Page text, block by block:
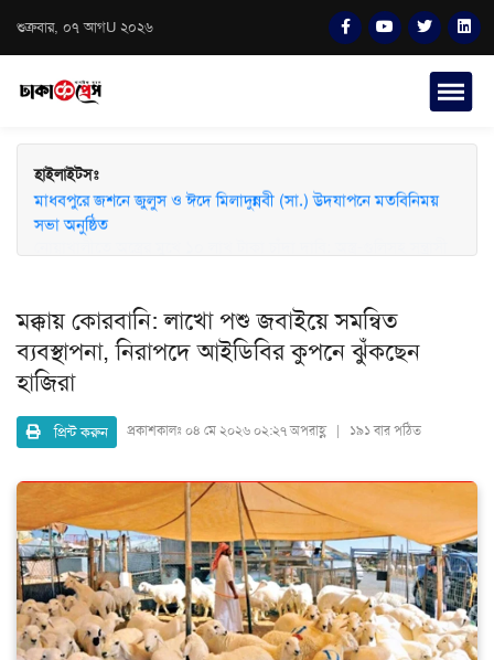
শুক্রবার, ০৭ আগU ২০২৬
হাইলাইটসঃ
মাধবপুরে জশনে জুলুস ও ঈদে মিলাদুন্নবী (সা.) উদযাপনে মতবিনিময়
সভা অনুষ্ঠিত
মক্কায় কোরবানি: লাখো পশু জবাইয়ে সমন্বিত
ব্যবস্থাপনা, নিরাপদে আইডিবির কুপনে ঝুঁকছেন
হাজিরা
প্রিন্ট করুন প্রকাশকালঃ ০৪ মে ২০২৬ ০২:২৭ অপরাহ্ণ | ১৯১ বার পঠিত